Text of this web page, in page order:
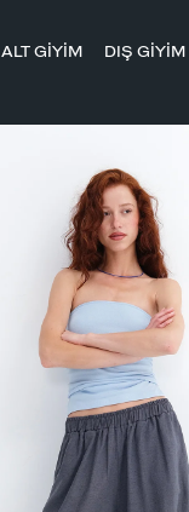
ALT GİYİM DIŞ GİYİM